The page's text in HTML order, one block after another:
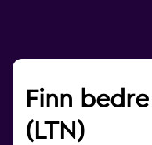
Finn
(LTN)